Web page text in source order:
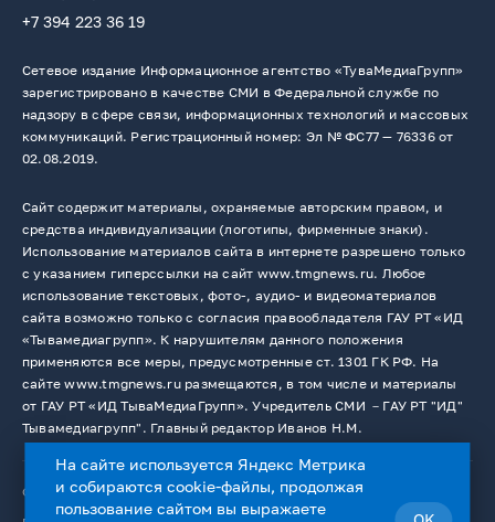
+7 394 223 36 19
Сетевое издание Информационное агентство «ТуваМедиаГрупп»
зарегистрировано в качестве СМИ в Федеральной службе по
надзору в сфере связи, информационных технологий и массовых
коммуникаций. Регистрационный номер: Эл № ФС77 — 76336 от
02.08.2019.
Сайт содержит материалы, охраняемые авторским правом, и
средства индивидуализации (логотипы, фирменные знаки).
Использование материалов сайта в интернете разрешено только
с указанием гиперссылки на сайт www.tmgnews.ru. Любое
использование текстовых, фото-, аудио- и видеоматериалов
сайта возможно только с согласия правообладателя ГАУ РТ «ИД
«Тывамедиагрупп». К нарушителям данного положения
применяются все меры, предусмотренные ст. 1301 ГК РФ. На
сайте www.tmgnews.ru размещаются, в том числе и материалы
от ГАУ РТ «ИД ТываМедиаГрупп». Учредитель СМИ －ГАУ РТ "ИД"
Тывамедиагрупп". Главный редактор Иванов Н.М.
© 2026. Все права защищены.
12+
На сайте используется Яндекс Метрика
и собираются cookie-файлы, продолжая
пользование сайтом вы выражаете